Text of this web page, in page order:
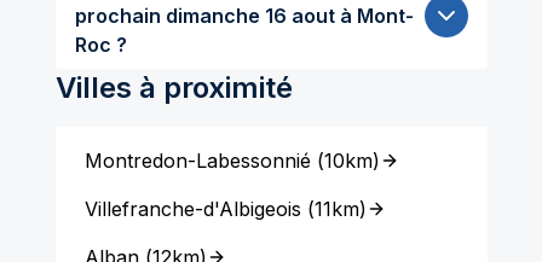
prochain dimanche 16 aout à Mont-
Roc ?
Villes à proximité
Montredon-Labessonnié(10km)
Villefranche-d'Albigeois (11km)
Alban(12km)